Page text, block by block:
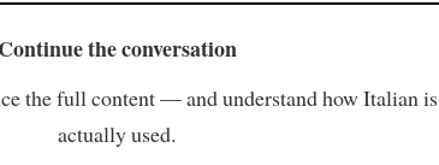
Continue the conversation
the full content — and understand how Italian is
actually used.